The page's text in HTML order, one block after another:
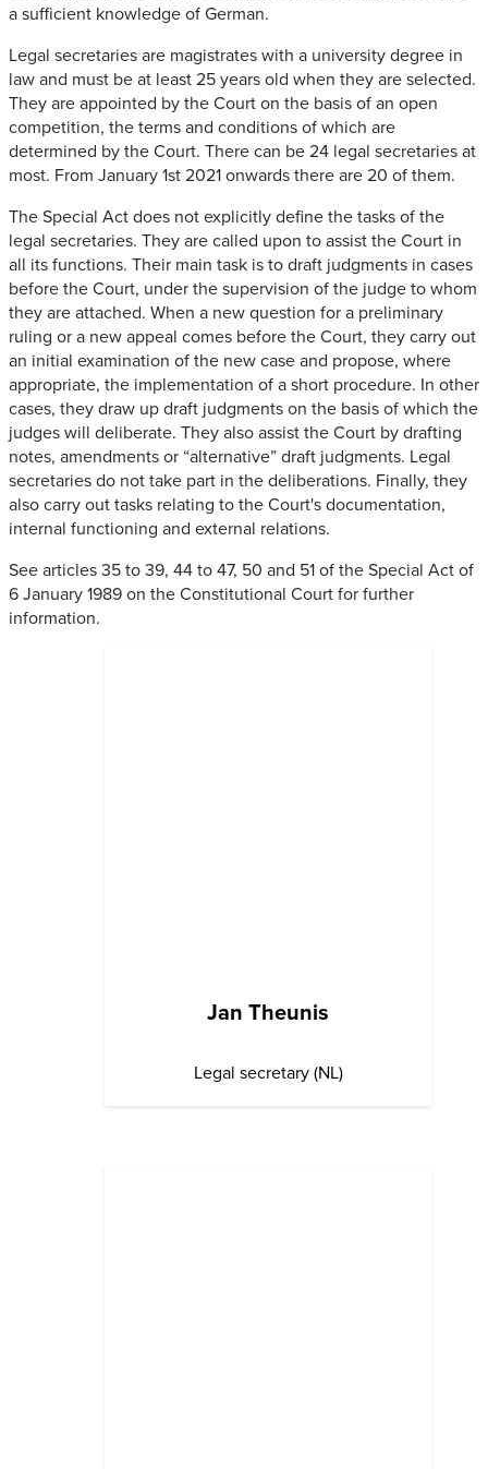
a sufficient knowledge of German.
Legal secretaries are magistrates with a university degree in
law and must be at least 25 years old when they are selected.
They are appointed by the Court on the basis of an open
competition, the terms and conditions of which are
determined by the Court. There can be 24 legal secretaries at
most. From January 1st 2021 onwards there are 20 of them.
The Special Act does not explicitly define the tasks of the
legal secretaries. They are called upon to assist the Court in
all its functions. Their main task is to draft judgments in cases
before the Court, under the supervision of the judge to whom
they are attached. When a new question for a preliminary
ruling or a new appeal comes before the Court, they carry out
an initial examination of the new case and propose, where
appropriate, the implementation of a short procedure. In other
cases, they draw up draft judgments on the basis of which the
judges will deliberate. They also assist the Court by drafting
notes, amendments or “alternative” draft judgments. Legal
secretaries do not take part in the deliberations. Finally, they
also carry out tasks relating to the Court's documentation,
internal functioning and external relations.
See articles 35 to 39, 44 to 47, 50 and 51 of the Special Act of
6 January 1989 on the Constitutional Court for further
information.
Jan Theunis
Legal secretary (NL)